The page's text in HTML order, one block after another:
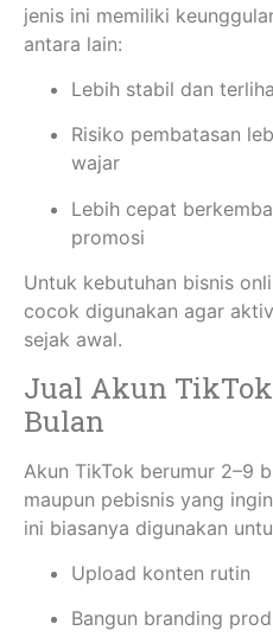
jenis ini memiliki
antara lain:
Lebih stabil dan
Risiko pembatasan
wajar
Lebih cepat
promosi
Untuk kebutuhan bisnis
cocok digunakan agar
sejak awal.
Jual Akun
Bulan
Akun TikTok berumur 2–9
maupun pebisnis yang
ini biasanya digunakan
Upload konten rutin
Bangun branding